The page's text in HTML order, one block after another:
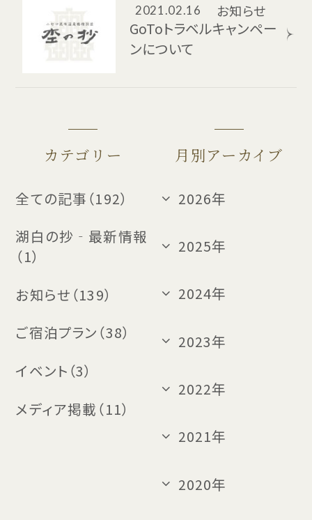
2021.02.16 お知らせ
GoToトラベルキャンペー
ンについて
カテゴリー
全ての記事（192）
湖白の抄‐最新情報
（1）
お知らせ（139）
ご宿泊プラン（38）
イベント（3）
メディア掲載（11）
月別アーカイブ
2026年
2025年
2024年
2023年
2022年
2021年
2020年